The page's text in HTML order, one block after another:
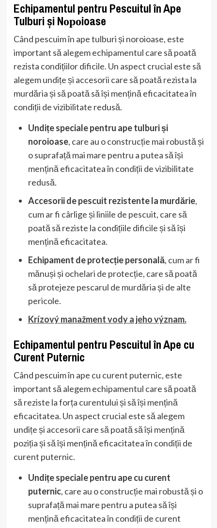
Echipamentul pentru Pescuitul în Ape
Tulburi și Nороioase
Când pescuim în ape tulburi și noroioase, este
important să alegem echipamentul care să poată
rezista condițiilor dificile. Un aspect crucial este să
alegem undițe și accesorii care să poată rezista la
murdăria și să poată să își mențină eficacitatea în
condiții de vizibilitate redusă.
Undițe speciale pentru ape tulburi și
noroioase, care au o construcție mai robustă și
o suprafață mai mare pentru a putea să își
mențină eficacitatea în condiții de vizibilitate
redusă.
Accesorii de pescuit rezistente la murdărie,
cum ar fi cârlige și liniile de pescuit, care să
poată să reziste la condițiile dificile și să își
mențină eficacitatea.
Echipament de protecție personală, cum ar fi
mănuși și ochelari de protecție, care să poată
să protejeze pescarul de murdăria și de alte
pericole.
Krízový manažment vody a jeho význam.
Echipamentul pentru Pescuitul în Ape cu
Curent Puternic
Când pescuim în ape cu curent puternic, este
important să alegem echipamentul care să poată
să reziste la forța curentului și să își mențină
eficacitatea. Un aspect crucial este să alegem
undițe și accesorii care să poată să își mențină
poziția și să își mențină eficacitatea în condiții de
curent puternic.
Undițe speciale pentru ape cu curent
puternic, care au o construcție mai robustă și o
suprafață mai mare pentru a putea să își
mențină eficacitatea în condiții de curent